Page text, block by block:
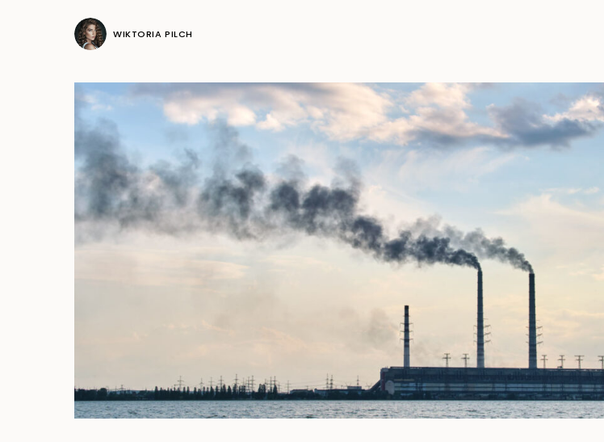
WIKTORIA PILCH